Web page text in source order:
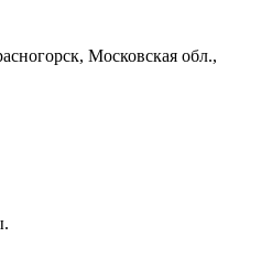
Московская обл.,